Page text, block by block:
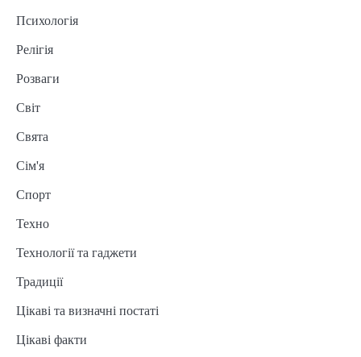
Психологія
Релігія
Розваги
Світ
Свята
Сім'я
Спорт
Техно
Технології та гаджети
Традиції
Цікаві та визначні постаті
Цікаві факти